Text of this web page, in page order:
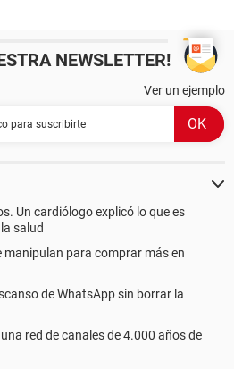
NEWSLETTER!
Ver un ejemplo
Un cardiólogo explicó lo que es
salud
manipulan para comprar más en
de WhatsApp sin borrar la
red de canales de 4.000 años de